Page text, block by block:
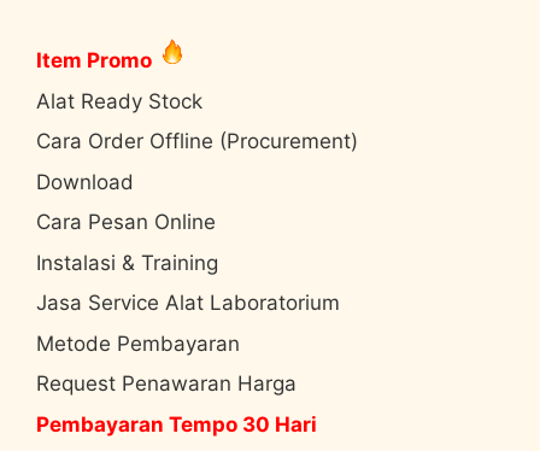
Item Promo
Alat Ready Stock
Cara Order Offline (Procurement)
Download
Cara Pesan Online
Instalasi & Training
Jasa Service Alat Laboratorium
Metode Pembayaran
Request Penawaran Harga
Pembayaran Tempo 30 Hari